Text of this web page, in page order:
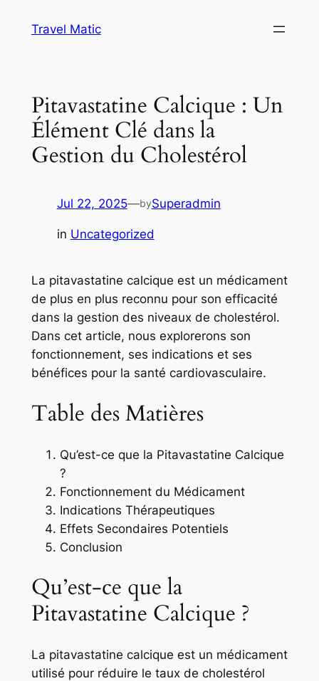
Travel Matic
Pitavastatine Calcique : Un
Élément Clé dans la
Gestion du Cholestérol
Jul 22, 2025—bySuperadmin
in Uncategorized
La pitavastatine calcique est un médicament
de plus en plus reconnu pour son efficacité
dans la gestion des niveaux de cholestérol.
Dans cet article, nous explorerons son
fonctionnement, ses indications et ses
bénéfices pour la santé cardiovasculaire.
Table des Matières
Qu’est-ce que la Pitavastatine Calcique
?
Fonctionnement du Médicament
Indications Thérapeutiques
Effets Secondaires Potentiels
Conclusion
Qu’est-ce que la
Pitavastatine Calcique ?
La pitavastatine calcique est un médicament
utilisé pour réduire le taux de cholestérol